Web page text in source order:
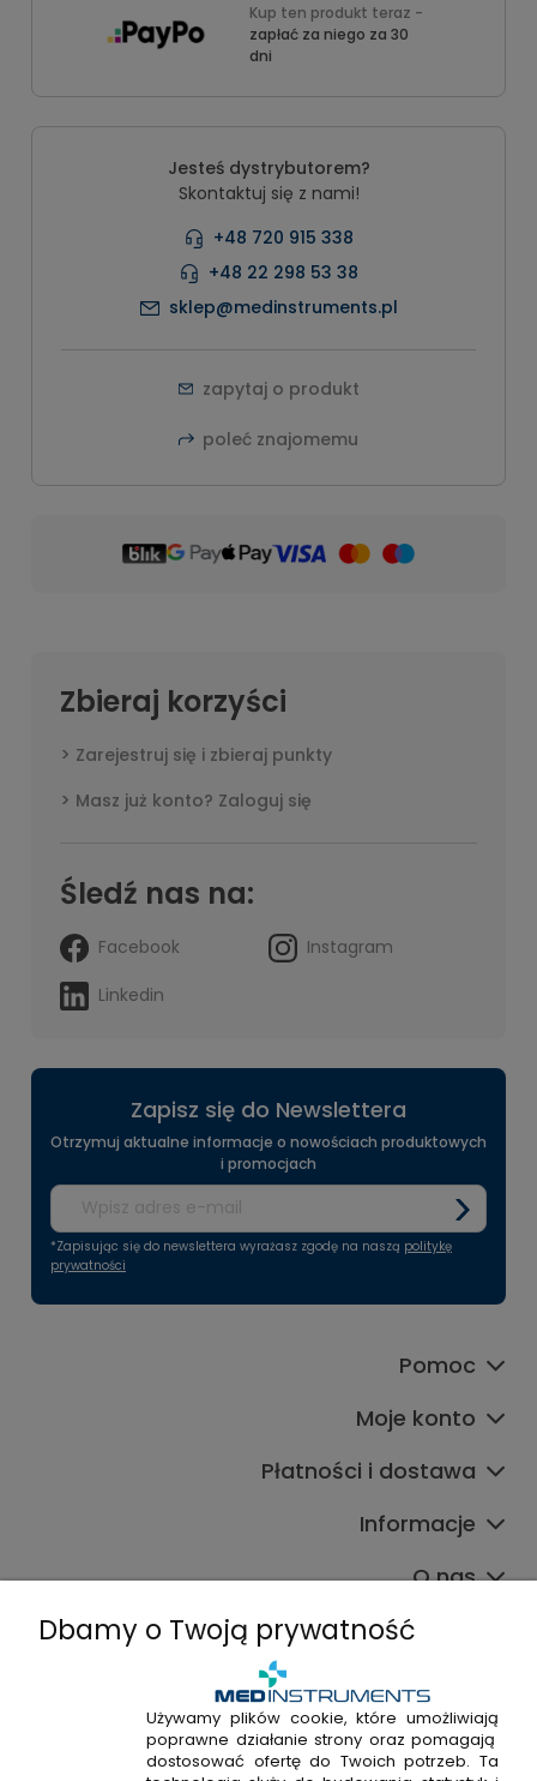
Kup ten produkt teraz -
zapłać za niego za 30
dni
Jesteś dystrybutorem?
Skontaktuj się z nami!
+48 720 915 338
+48 22 298 53 38
sklep@medinstruments.pl
zapytaj o produkt
poleć znajomemu
Zbieraj korzyści
Zarejestruj się i zbieraj punkty
Masz już konto? Zaloguj się
Śledź nas na:
Facebook
Instagram
Linkedin
Zapisz się do Newslettera
Otrzymuj aktualne informacje o nowościach produktowych
i promocjach
*Zapisując się do newslettera wyrażasz zgodę na naszą politykę
prywatności
Pomoc
Moje konto
Płatności i dostawa
Informacje
O nas
+48 720 915 338
Dbamy o Twoją prywatność
Używamy plików cookie, które umożliwiają
poprawne działanie strony oraz pomagają
dostosować ofertę do Twoich potrzeb. Ta